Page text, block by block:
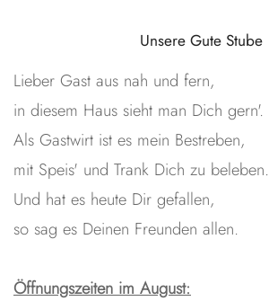
Unsere Gute Stube
Lieber Gast aus nah und fern,
in diesem Haus sieht man Dich gern'.
Als Gastwirt ist es mein Bestreben,
mit Speis' und Trank Dich zu beleben.
Und hat es heute Dir gefallen,
so sag es Deinen Freunden allen.
Öffnungszeiten im August: